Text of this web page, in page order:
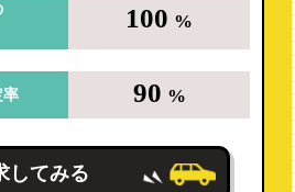
100 %
率 90 %
してみる